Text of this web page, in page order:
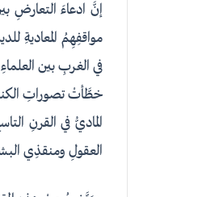
إنَّ ادعاءَ التعارضِ
مواقفِهِمُ المعاديةِ
في الغربِ بين
خطَّأتْ تصوراتِ
الماديُّ في القرنِ
العقولِ ومنقذِي